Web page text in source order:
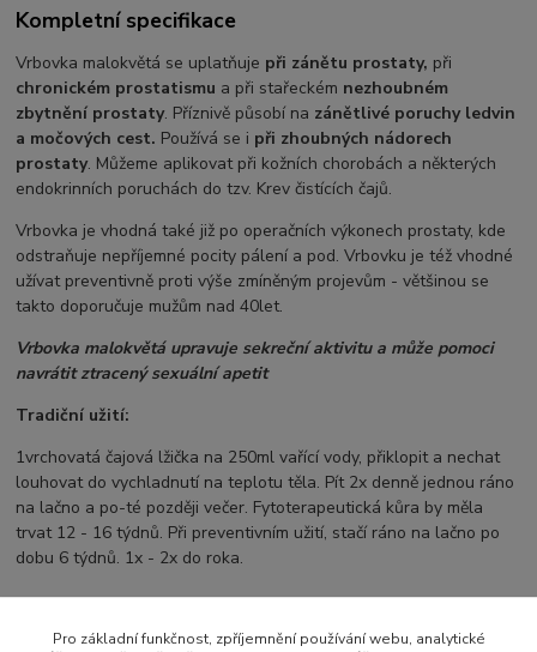
Kompletní specifikace
Vrbovka malokvětá se uplatňuje při zánětu prostaty, při
chronickém prostatismu a při stařeckém nezhoubném
zbytnění prostaty. Příznivě působí na zánětlivé poruchy ledvin
a močových cest. Používá se i při zhoubných nádorech
prostaty. Můžeme aplikovat při kožních chorobách a některých
endokrinních poruchách do tzv. Krev čistících čajů.
Vrbovka je vhodná také již po operačních výkonech prostaty, kde
odstraňuje nepříjemné pocity pálení a pod. Vrbovku je též vhodné
užívat preventivně proti výše zmíněným projevům - většinou se
takto doporučuje mužům nad 40let.
Vrbovka malokvětá upravuje sekreční aktivitu a může pomoci
navrátit ztracený sexuální apetit
Tradiční užití:
1vrchovatá čajová lžička na 250ml vařící vody, přiklopit a nechat
louhovat do vychladnutí na teplotu těla. Pít 2x denně jednou ráno
na lačno a po-té později večer. Fytoterapeutická kůra by měla
trvat 12 - 16 týdnů. Při preventivním užití, stačí ráno na lačno po
dobu 6 týdnů. 1x - 2x do roka.
Pro základní funkčnost, zpříjemnění používání webu, analytické